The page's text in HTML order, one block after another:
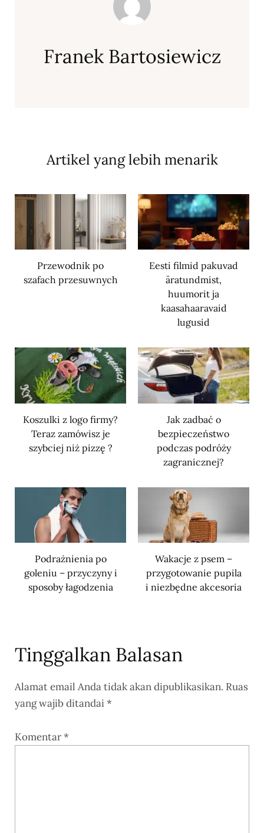
Franek Bartosiewicz
Artikel yang lebih menarik
Przewodnik po
szafach przesuwnych
Eesti filmid pakuvad
äratundmist,
huumorit ja
kaasahaaravaid
lugusid
Koszulki z logo firmy?
Teraz zamówisz je
szybciej niż pizzę ?
Jak zadbać o
bezpieczeństwo
podczas podróży
zagranicznej?
Podrażnienia po
goleniu – przyczyny i
sposoby łagodzenia
Wakacje z psem –
przygotowanie pupila
i niezbędne akcesoria
Tinggalkan Balasan
Alamat email Anda tidak akan dipublikasikan. Ruas
yang wajib ditandai*
Komentar*